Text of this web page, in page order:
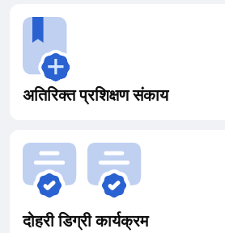
अतिरिक्त प्रशिक्षण संकाय
दोहरी डिग्री कार्यक्रम